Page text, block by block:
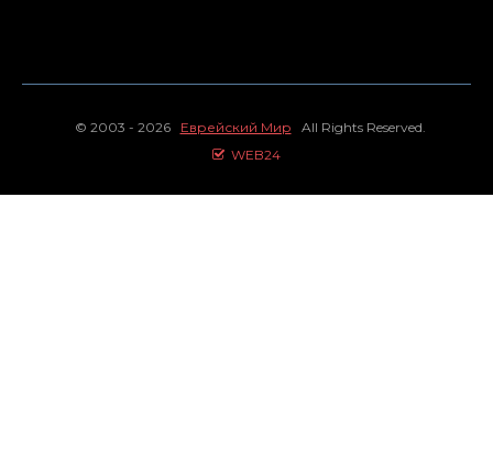
© 2003 - 2026 Еврейский Мир All Rights Reserved.
WEB24